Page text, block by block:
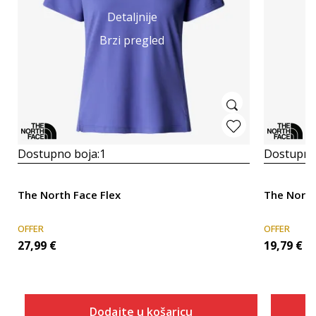
Detaljnije
Brzi pregled
Dostupno boja:1
The North Face Flex
OFFER
27,99 €
Dodajte u košaricu
The
OFFER
19,79 €